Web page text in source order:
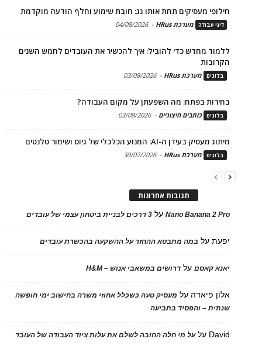
חילופי מעסיקים תחת אותו גג: חובת שימוע וחלף הודעה מוקדמת
דיני עבודה מערכת HRus -
04/08/2026
ללמוד מחדש כדי להוביל: איך להכשיר את העובדים לחמש השנים
הקרובות
בלוגים מערכת HRus -
03/08/2026
בחירות בפתח: מה השפעתן על מקום העבודה?
בלוגים כותבים חיצוניים -
03/08/2026
מיתוג מעסיק בעידן ה-AI: המנוע הכלכלי של גיוס ושימור טלנטים
בלוגים מערכת HRus -
30/07/2026
תגובות אחרונות
Nano Banana 2 Proעל 3 דרכים לבניית ביטחון עצמי של עובדים
יפעתעל במה מתבטא ההחזר על ההשקעה בהכשרת עובדים
יאנא קאסםעלדרושים במשאבי אנוש – H&M
אלון פיאדה על מעסיק טעה כשכלל אחוזי משרה בחישוב ימי חופשה
שנתית – והפסיד בתביעה
David עלעל מי חלה החובה לשלם את עלות ציוד העבודה של העובד